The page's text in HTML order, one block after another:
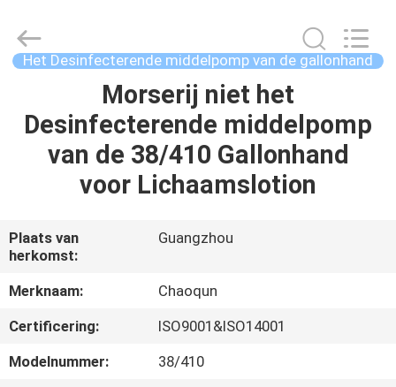
PRODUCTEN
ONS
FABRIEKSREIS
KWALITEITSCONTROLE
Rights
Het Desinfecterende middelpomp van de gallonhand
Morserij niet het
Desinfecterende middelpomp
van de 38/410 Gallonhand
voor Lichaamslotion
Plaats van
herkomst:
Guangzhou
Merknaam:
Chaoqun
Certificering:
ISO9001&ISO14001
Modelnummer:
38/410